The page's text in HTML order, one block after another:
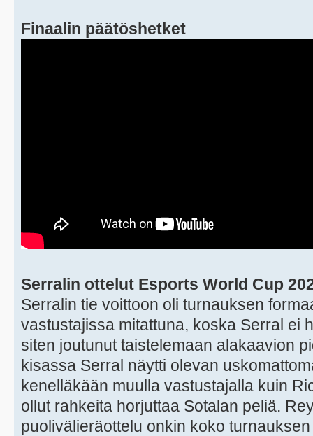
Finaalin päätöshetket
Serralin ottelut Esports World Cup
Serralin tie voittoon oli turnauksen
vastustajissa mitattuna, koska Serral ei
siten joutunut taistelemaan alakaavion
kisassa Serral näytti olevan
kenelläkään muulla vastustajalla kuin
ollut rahkeita horjuttaa Sotalan peliä.
puolivälieräottelu onkin koko